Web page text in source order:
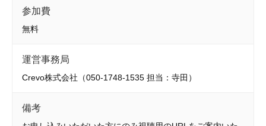
参加費
無料
運営事務局
Crevo株式会社（050-1748-1535 担当：寺田）
備考